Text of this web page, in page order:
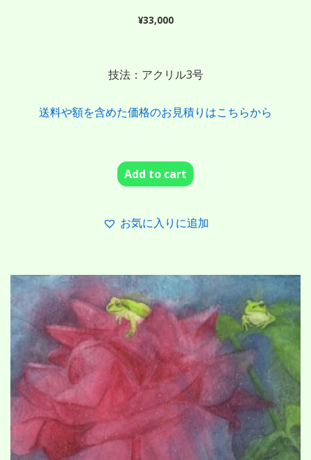
¥33,000
技法：アクリル3号
送料や額を含めた価格のお見積りはこちらから
Add to cart
お気に入りに追加